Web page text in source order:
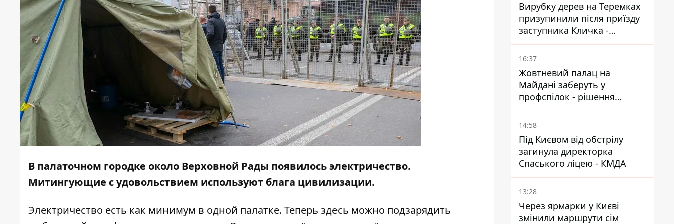
В палаточном городке около Верховной Рады появилось электричество.
Митингующие с удовольствием используют блага цивилизации.
Электричество есть как минимум в одной палатке. Теперь здесь можно подзарядить
Вирубку дерев на Теремках
призупинили після приїзду
заступника Кличка -
почався діалог
16:37
Жовтневий палац на
Майдані заберуть у
профспілок - рішення
Господарського суду
14:58
Під Києвом від обстрілу
загинула директорка
Спаського ліцею - КМДА
13:28
Через ярмарки у Києві
змінили маршрути сім